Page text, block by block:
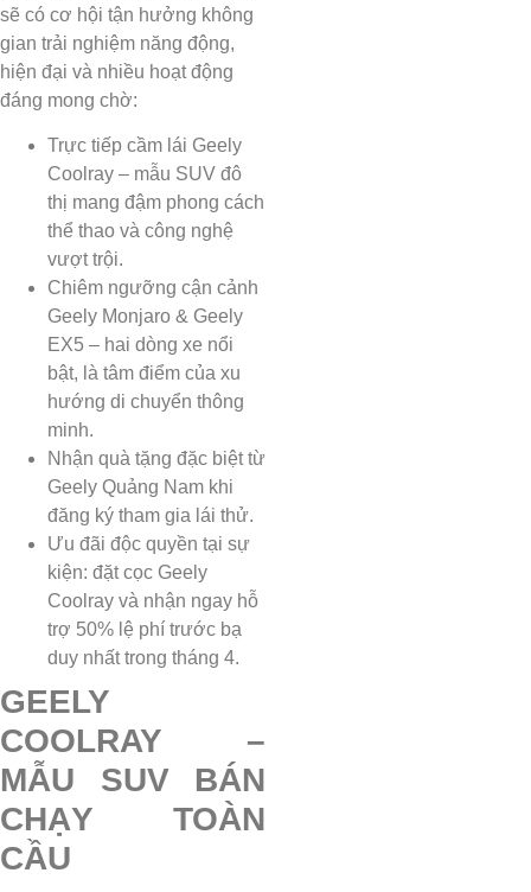
sẽ có cơ hội tận hưởng không
gian trải nghiệm năng động,
hiện đại và nhiều hoạt động
đáng mong chờ:
Trực tiếp cầm lái Geely
Coolray – mẫu SUV đô
thị mang đậm phong cách
thể thao và công nghệ
vượt trội.
Chiêm ngưỡng cận cảnh
Geely Monjaro & Geely
EX5 – hai dòng xe nổi
bật, là tâm điểm của xu
hướng di chuyển thông
minh.
Nhận quà tặng đặc biệt từ
Geely Quảng Nam khi
đăng ký tham gia lái thử.
Ưu đãi độc quyền tại sự
kiện: đặt cọc Geely
Coolray và nhận ngay hỗ
trợ 50% lệ phí trước bạ
duy nhất trong tháng 4.
GEELY
COOLRAY –
MẪU SUV BÁN
CHẠY TOÀN
CẦU